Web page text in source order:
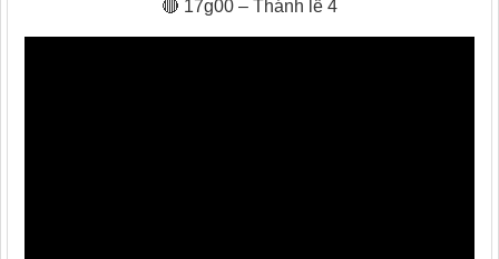
🔴 17g00 – Thánh lễ 4